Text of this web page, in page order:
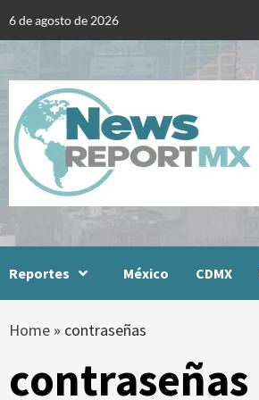
6 de agosto de 2026
Reportes México CDMX
Home » contraseñas
contraseñas